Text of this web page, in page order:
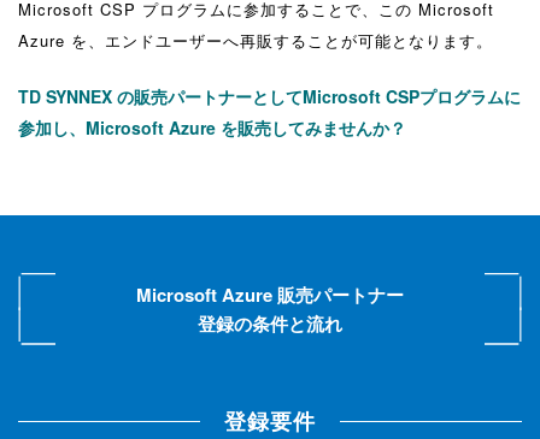
Microsoft CSP プログラムに参加することで、 この Microsoft
Azure を、エンドユーザーへ再販することが可能となります。
TD SYNNEX の販売パートナーとしてMicrosoft CSPプログラムに
参加し、 Microsoft Azure を販売してみませんか？
Microsoft Azure 販売パートナー
登録の条件と流れ
登録要件